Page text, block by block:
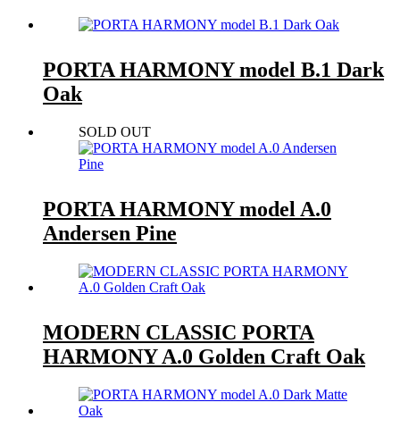
PORTA HARMONY model B.1 Dark
Oak
SOLD OUT
PORTA HARMONY model A.0
Andersen Pine
MODERN CLASSIC PORTA
HARMONY A.0 Golden Craft Oak